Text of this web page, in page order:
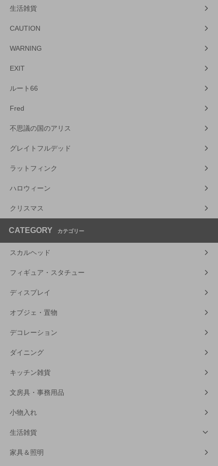
生活雑貨
CAUTION
WARNING
EXIT
ルート66
Fred
不思議の国のアリス
グレイトフルデッド
ラットフィンク
ハロウィーン
クリスマス
CATEGORY カテゴリー
スカルヘッド
フィギュア・スタチュー
ディスプレイ
オブジェ・置物
デコレーション
ダイニング
キッチン雑貨
文房具・事務用品
小物入れ
生活雑貨
家具＆照明